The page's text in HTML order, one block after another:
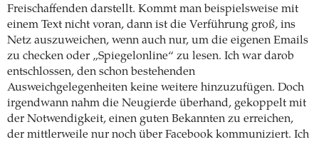
Freischaffenden darstellt. Kommt man beispielsweise mit
einem Text nicht voran, dann ist die Verführung groß, ins
Netz auszuweichen, wenn auch nur, um die eigenen Emails
zu checken oder „Spiegelonline“ zu lesen. Ich war darob
entschlossen, den schon bestehenden
Ausweichgelegenheiten keine weitere hinzuzufügen. Doch
irgendwann nahm die Neugierde überhand, gekoppelt mit
der Notwendigkeit, einen guten Bekannten zu erreichen,
der mittlerweile nur noch über Facebook kommuniziert. Ich